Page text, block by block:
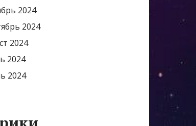
2024
2024
2024
2024
2024